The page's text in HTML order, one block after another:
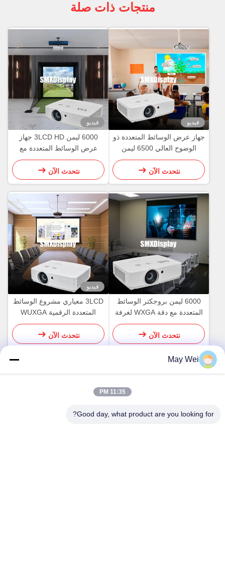
منتجات ذات صلة
فيديو
جهاز عرض الوسائط المتعددة ذو
الوضوح العالي 6500 ليمن
للصف
نتحدث الآن
فيديو
6000 ليمن 3LCD HD جهاز
عرض الوسائط المتعددة مع
WUXGA لعرض محاكاة الغولف
نتحدث الآن
6000 ليمن بروجكتر الوسائط
المتعددة مع دقة WXGA لغرفة
المؤتمرات
نتحدث الآن
فيديو
3LCD معياري مشروع الوسائط
المتعددة الرقمية WUXGA
5500 لومن للصورة الساطعة
النابضة بالحياة
نتحدث الآن
العنوان
May Wei
11:35 PM
Good day, what product are you looking for?